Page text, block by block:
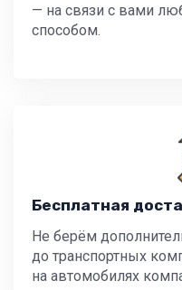
— на связи с вами
способом.
Бесплатная
Не берём
до транспортных
на автомобилях